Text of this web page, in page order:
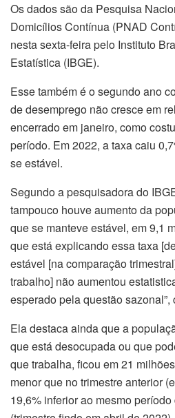
Os dados são da Pesquisa
Domicílios Contínua (PNAD
nesta sexta-feira pelo Instituto
Estatística (IBGE).
Esse também é o segundo ano
de desemprego não cresce em
encerrado em janeiro, como
período. Em 2022, a taxa caiu
se estável.
Segundo a pesquisadora do
tampouco houve aumento da
que se manteve estável, em 9,1
que está explicando essa taxa
estável [na comparação
trabalho] não aumentou
esperado pela questão sazonal”,
Ela destaca ainda que a
que está desocupada ou que
que trabalha, ficou em 21
menor que no trimestre anterior
19,6% inferior ao mesmo